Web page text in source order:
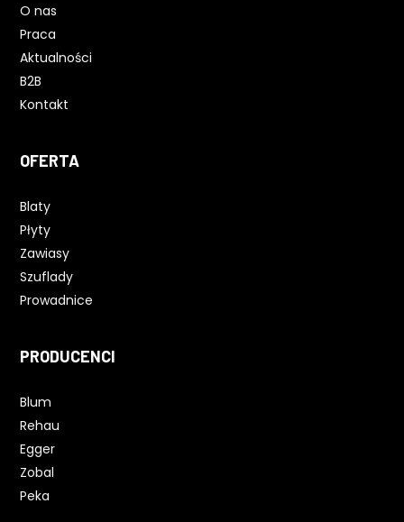
O nas
Praca
Aktualności
B2B
Kontakt
OFERTA
Blaty
Płyty
Zawiasy
Szuflady
Prowadnice
PRODUCENCI
Blum
Rehau
Egger
Zobal
Peka